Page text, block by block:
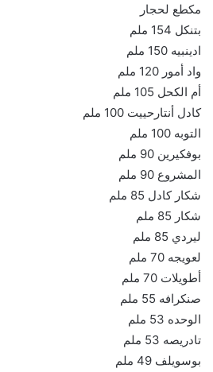
مكطع لحجار
بتنكل 154 ملم
ادينبيه 150 ملم
واد أمور 120 ملم
أم الكحل 105 ملم
كادل أنتارحييت 100 ملم
التوبه 100 ملم
بوفكيرين 90 ملم
المشروع 90 ملم
شكار كادل 85 ملم
شكار 85 ملم
ليردي 85 ملم
لعويجه 70 ملم
أطويلات 70 ملم
صنكرافه 55 ملم
الوحده 53 ملم
تادريصه 53 ملم
بوسويلف 49 ملم